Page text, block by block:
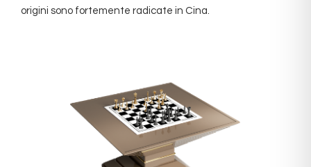
origini sono fortemente radicate in Cina.‎